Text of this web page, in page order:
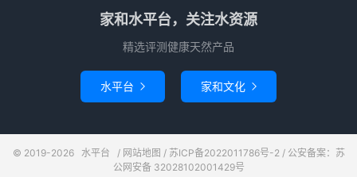
家和水平台，关注水资源
精选评测健康天然产品
水平台  家和文化 
© 2019-2026 水平台 / 网站地图 / 苏ICP备2022011786号-2/ 公安备案：苏
公网安备 32028102001429号